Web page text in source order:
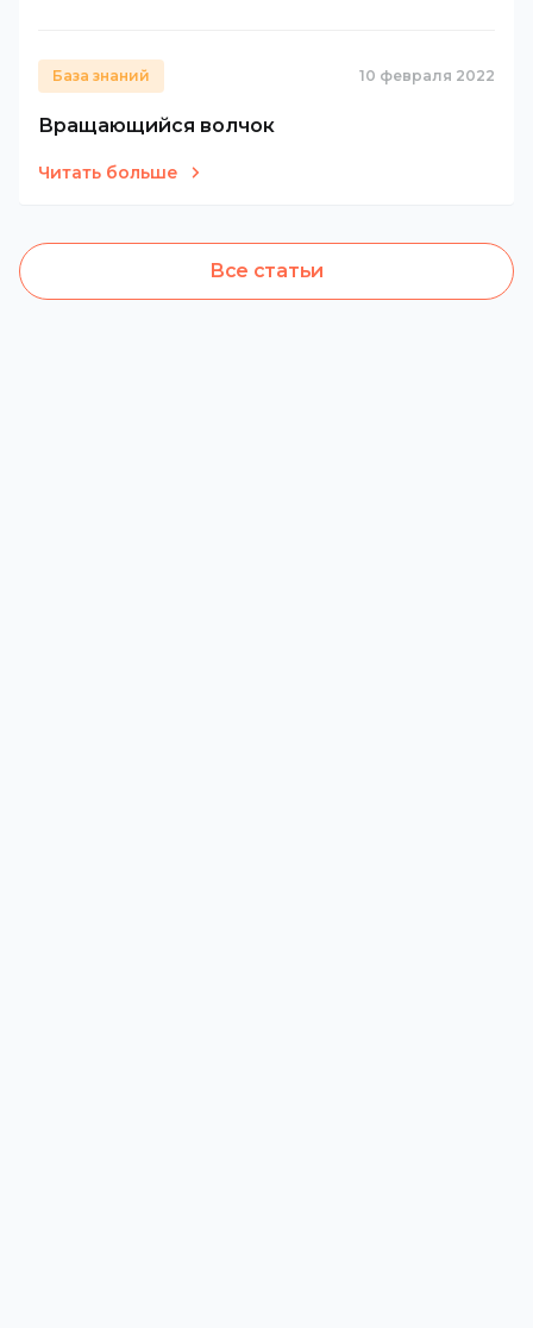
База знаний 10 февраля 2022
Вращающийся волчок
Читать больше
Все статьи